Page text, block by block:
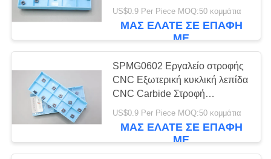
ΠΟΛΙΤΙΚΉ
ΑΠΟΡΡΉΤΟΥ
Ένθετα ρουλεμάν
κεραμομετάλλων
17
Στροφή Εισαγωγές U Drill Insert
SPMG05
US$0.9 Per Piece MOQ:50 κομμάτια
ΜΑΣ ΕΛΆΤΕ ΣΕ ΕΠΑΦΉ
ΜΕ
SPMG0602 Εργαλείο στροφής
CNC Εξωτερική κυκλική λεπίδα
CNC Carbide Στροφή
Εισαγωγές U Drill Insert
SPMG06
US$0.9 Per Piece MOQ:50 κομμάτια
ΜΑΣ ΕΛΆΤΕ ΣΕ ΕΠΑΦΉ
ΜΕ